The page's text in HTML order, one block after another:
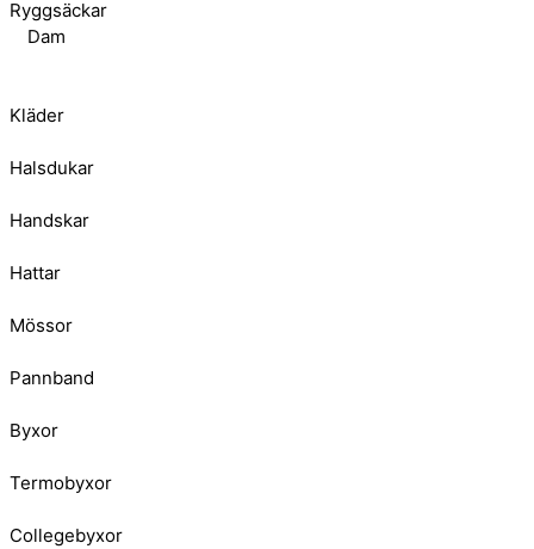
Ryggsäckar
Dam
Kläder
Halsdukar
Handskar
Hattar
Mössor
Pannband
Byxor
Termobyxor
Collegebyxor